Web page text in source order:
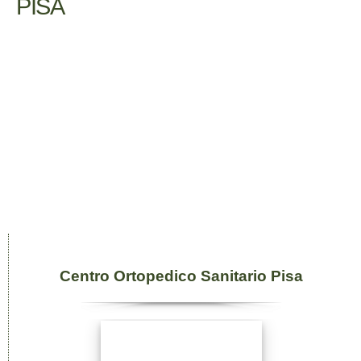
PISA
Centro Ortopedico Sanitario Pisa